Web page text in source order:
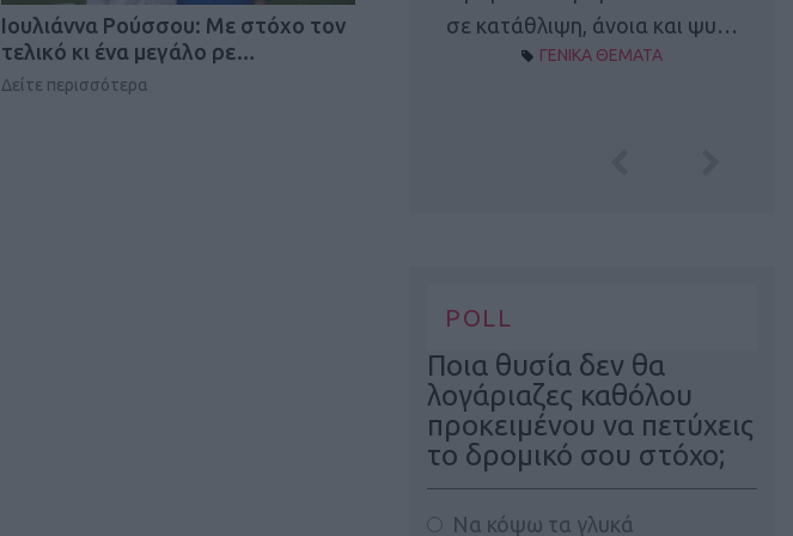
Iουλιάννα Ρούσσου: Με στόχο τον
τελικό κι ένα μεγάλο ρε…
Δείτε περισσότερα
ΓΕΝΙΚΑ ΘΕΜΑΤΑ
σε κατάθλιψη, άνοια και ψυ…
ΓΕΝΙΚΑ ΘΕΜΑΤΑ
POLL
Ποια θυσία δεν θα
λογάριαζες καθόλου
προκειμένου να πετύχεις
το δρομικό σου στόχο;
Να κόψω τα γλυκά